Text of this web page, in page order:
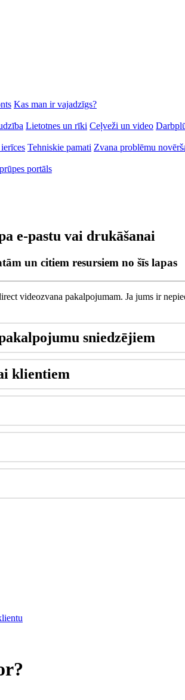
Kas man ir vajadzīgs?
Lietotnes un rīki Ceļveži un video
Tehniskie pamati Zvana problēmu
portāls
e-pastu vai drukāšanai
un citiem resursiem no šīs lapas
videozvana pakalpojumam. Ja jums ir
sniedzējiem
klientiem